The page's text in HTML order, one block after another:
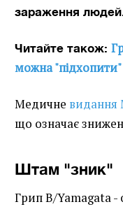
зараження
Читайте також:
можна
Медичне видання
що означає
Штам "зник"
Грип B/Yamagata -